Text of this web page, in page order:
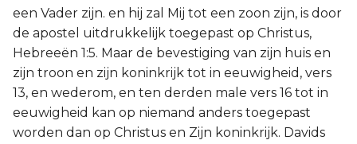
een Vader zijn. en hij zal Mij tot een zoon zijn, is door
de apostel uitdrukkelijk toegepast op Christus,
Hebreeën 1:5. Maar de bevestiging van zijn huis en
zijn troon en zijn koninkrijk tot in eeuwigheid, vers
13, en wederom, en ten derden male vers 16 tot in
eeuwigheid kan op niemand anders toegepast
worden dan op Christus en Zijn koninkrijk. Davids